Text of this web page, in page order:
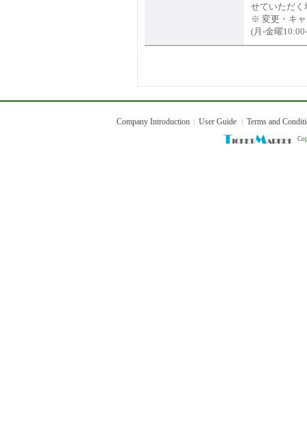
せていただく
※ 変更・キ
(月-金曜
Company Introduction User Guide Terms and